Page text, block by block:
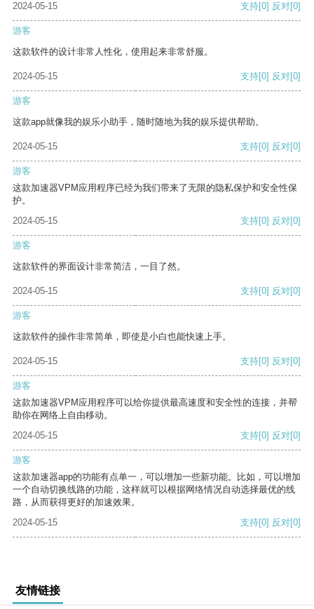
2024-05-15 支持[0] 反对[0]
游客
这款软件的设计非常人性化，使用起来非常舒服。
2024-05-15 支持[0] 反对[0]
游客
这款app就像我的娱乐小助手，随时随地为我的娱乐提供帮助。
2024-05-15 支持[0] 反对[0]
游客
这款加速器VPM应用程序已经为我们带来了无限的隐私保护和安全性保
护。
2024-05-15
支持[0] 反对[0]
游客
这款软件的界面设计非常简洁，一目了然。
2024-05-15 支持[0] 反对[0]
游客
这款软件的操作非常简单，即使是小白也能快速上手。
2024-05-15 支持[0] 反对[0]
游客
这款加速器VPM应用程序可以给你提供最高速度和安全性的连接，并帮
助你在网络上自由移动。
2024-05-15
支持[0] 反对[0]
游客
这款加速器app的功能有点单一，可以增加一些新功能。比如，可以增加
一个自动切换线路的功能，这样就可以根据网络情况自动选择最优的线
路，从而获得更好的加速效果。
2024-05-15
支持[0] 反对[0]
友情链接